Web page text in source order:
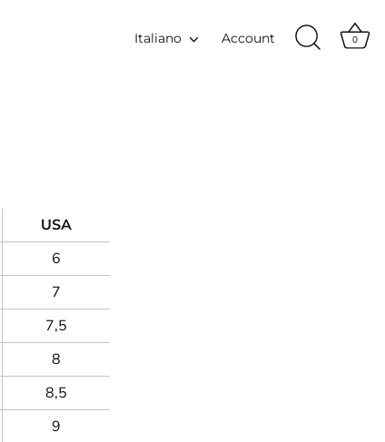
Lingua
Italiano Account 0
USA
6
7
7,5
8
8,5
9